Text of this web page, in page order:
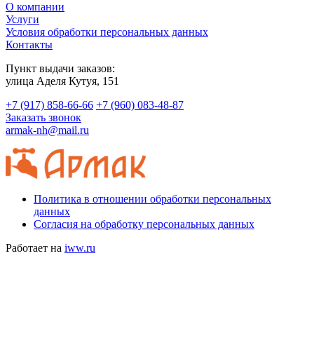
О компании
Услуги
Условия обработки персональных данных
Контакты
Пункт выдачи заказов:
​улица Аделя Кутуя, 151
+7 (917) 858-66-66 +7 (960) 083-48-87
Заказать звонок
armak-nh@mail.ru
Политика в отношении обработки персональных
данных
Согласия на обработку персональных данных
Работает на iww.ru